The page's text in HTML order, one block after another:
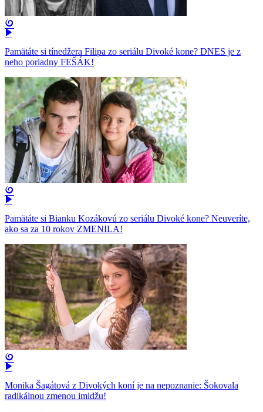
Pamätáte si tínedžera Filipa zo seriálu Divoké kone? DNES je z
neho poriadny FEŠÁK!
Pamätáte si Bianku Kozákovú zo seriálu Divoké kone? Neuveríte,
ako sa za 10 rokov ZMENILA!
Monika Šagátová z Divokých koní je na nepoznanie: Šokovala
radikálnou zmenou imidžu!